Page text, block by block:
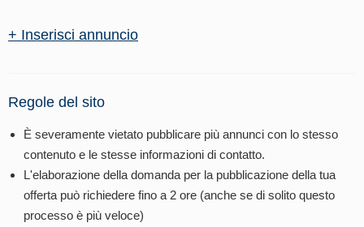
+ Inserisci annuncio
Regole del sito
È severamente vietato pubblicare più annunci con lo stesso
contenuto e le stesse informazioni di contatto.
L'elaborazione della domanda per la pubblicazione della tua
offerta può richiedere fino a 2 ore (anche se di solito questo
processo è più veloce)